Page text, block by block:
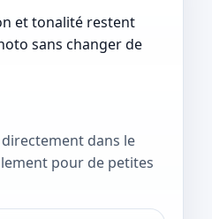
et tonalité restent
sans changer de
dans le
pour de petites